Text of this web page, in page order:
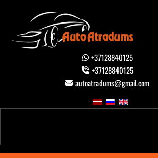
+37128840125
+37128840125
autoatradums@gmail.com